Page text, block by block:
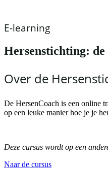
E-learning
Hersenstichting:
Over de
De HersenCoach is een online
op een leuke manier hoe je je
Deze cursus wordt op een
Naar de cursus